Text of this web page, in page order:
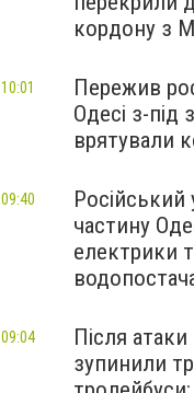
кордону з
Пережив
Одесі з-під
врятували
10:01
частину
електрики
09:40
Після
зупинили
09:04